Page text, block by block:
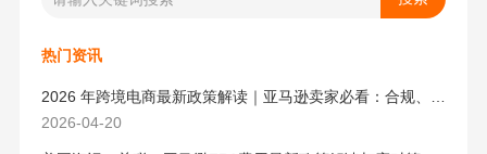
热门资讯
2026-04-20